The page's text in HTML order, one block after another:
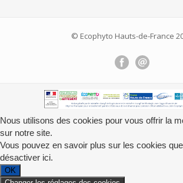
© Ecophyto Hauts-de-France
Nous utilisons des cookies pour vous offrir la
sur notre site.
Vous pouvez en savoir plus sur les cookies
désactiver ici.
OK